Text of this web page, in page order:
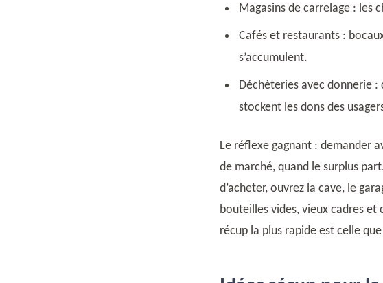
Magasins de carrelage : les
Cafés et restaurants :
s’accumulent.
Déchèteries avec donnerie
stockent les dons des
Le réflexe gagnant : demander
de marché, quand le surplus
d’acheter, ouvrez la cave, le
bouteilles vides, vieux cadres et
récup la plus rapide est celle